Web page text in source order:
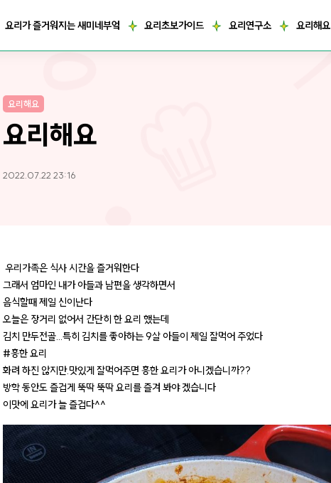
요리가 즐거워지는 새미네부엌 요리초보가이드 요리연구소 요리해요
요리해요
요리해요
2022.07.22 23:16
우리가족은 식사 시간을 즐거워한다
그래서 엄마인 내가 아들과 남편을 생각하면서
음식할때 제일 신이난다
오늘은 장거리 없어서 간단히 한 요리 했는데
김치 만두전골...특히 김치를 좋아하는 9살 아들이 제일 잘먹어 주었다
#흥한 요리
화려 하진 않지만.맛있게 잘먹어주면 흥한 요리가 아니겠습니까??
방학 동안도 즐겁게 뚝딱 뚝딱 요리를 즐겨 봐야 겠습니다
이맛에 요리가 늘 즐겁다^^